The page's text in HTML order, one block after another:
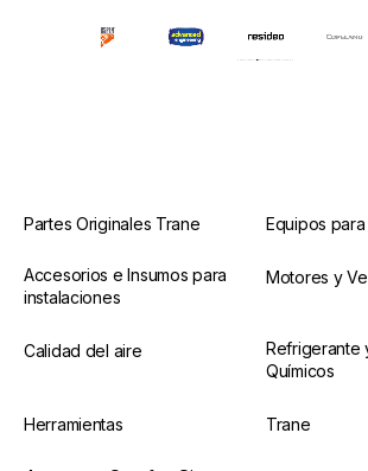
Partes Originales Trane Equipos
Accesorios e Insumos para
instalaciones
Motores y
Calidad del aire
Refrigerante
Químicos
Herramientas Trane